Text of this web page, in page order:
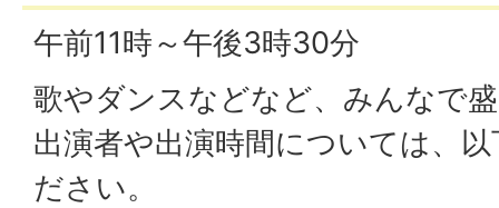
午前11時～午後3時30分
歌やダンスなどなど、みんなで
出演者や出演時間については、
ださい。